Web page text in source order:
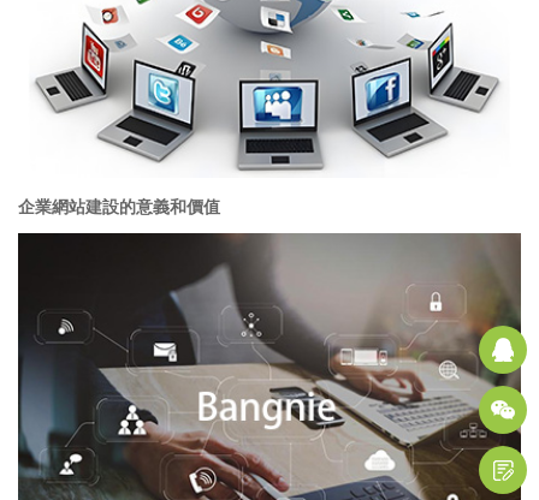
企業網站建設的意義和價值